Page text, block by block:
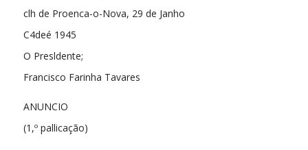
clh de Proenca-o-Nova, 29 de Janho
C4deé 1945
O Presldente;
Francisco Farinha Tavares
ANUNCIO
(1,º pallicação)